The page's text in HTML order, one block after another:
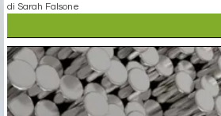
di Sarah Falsone